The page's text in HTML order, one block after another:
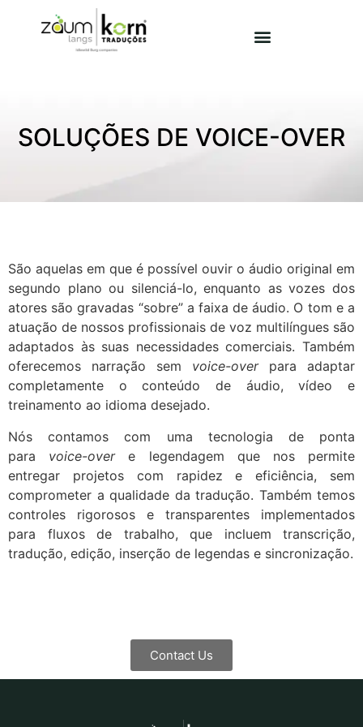
SOLUÇÕES DE VOICE-OVER
São aquelas em que é possível ouvir o áudio original em
segundo plano ou silenciá-lo, enquanto as vozes dos
atores são gravadas “sobre” a faixa de áudio. O tom e a
atuação de nossos profissionais de voz multilíngues são
adaptados às suas necessidades comerciais. Também
oferecemos narração sem voice-overpara adaptar
completamente o conteúdo de áudio, vídeo e
treinamento ao idioma desejado.
Nós contamos com uma tecnologia de ponta
para voice-overe legendagem que nos permite
entregar projetos com rapidez e eficiência, sem
comprometer a qualidade da tradução. Também temos
controles rigorosos e transparentes implementados
para fluxos de trabalho, que incluem transcrição,
tradução, edição, inserção de legendas e sincronização.
Contact Us